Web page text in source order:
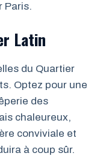
Paris.
Latin
du Quartier
Optez pour une
des
chaleureux,
conviviale et
à coup sûr.